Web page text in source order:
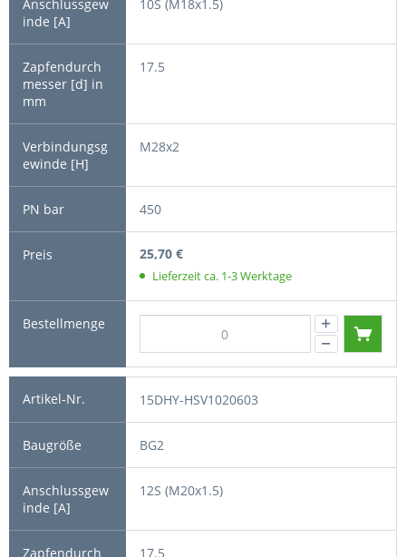
10S (M18x1.5)
17.5
M28x2
450
25,70 €
Lieferzeit ca. 1-3 Werktage
15DHY-HSV1020603
BG2
12S (M20x1.5)
17.5